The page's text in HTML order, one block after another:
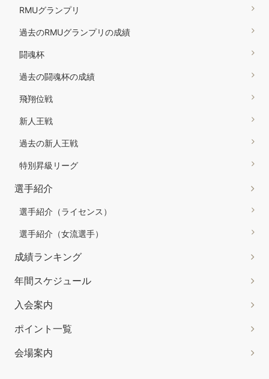
RMUグランプリ
過去のRMUグランプリの成績
闘魂杯
過去の闘魂杯の成績
飛翔位戦
新人王戦
過去の新人王戦
特別昇級リーグ
選手紹介
選手紹介（ライセンス）
選手紹介（女流選手）
成績ランキング
年間スケジュール
入会案内
ポイント一覧
会場案内